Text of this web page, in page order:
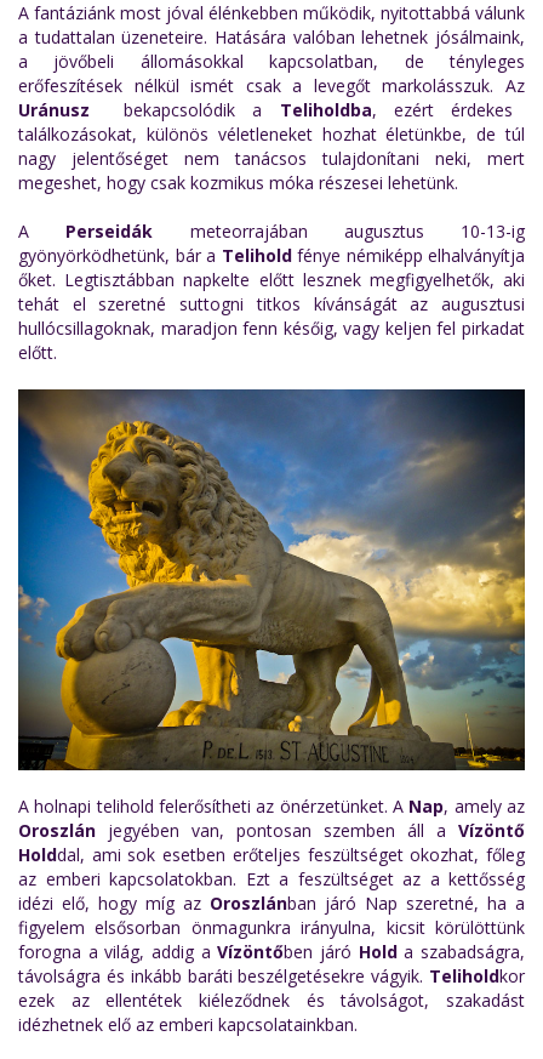
A fantáziánk most jóval élénkebben működik, nyitottabbá válunk
a tudattalan üzeneteire. Hatására valóban lehetnek jósálmaink,
a jövőbeli állomásokkal kapcsolatban, de tényleges
erőfeszítések nélkül ismét csak a levegőt markolásszuk. Az
Uránusz
bekapcsolódik a Teliholdba, ezért érdekes
találkozásokat, különös véletleneket hozhat életünkbe, de túl
nagy jelentőséget nem tanácsos tulajdonítani neki, mert
megeshet, hogy csak kozmikus móka részesei lehetünk.
A Perseidák meteorrajában augusztus 10-13-ig
gyönyörködhetünk, bár a Teliholdfénye némiképp elhalványítja
őket. Legtisztábban napkelte előtt lesznek megfigyelhetők, aki
tehát el szeretné suttogni titkos kívánságát az augusztusi
hullócsillagoknak, maradjon fenn későig, vagy keljen fel pirkadat
előtt.
A holnapi telihold felerősítheti az önérzetünket. A Nap, amely az
Oroszlán jegyében van, pontosan szemben áll a Vízöntő
Holddal, ami sok esetben erőteljes feszültséget okozhat, főleg
az emberi kapcsolatokban. Ezt a feszültséget az a kettősség
idézi elő, hogy míg az Oroszlánban járó Nap szeretné, ha a
figyelem elsősorban önmagunkra irányulna, kicsit körülöttünk
forogna a világ, addig aVízöntőben járó Holda szabadságra,
távolságra és inkább baráti beszélgetésekre vágyik. Teliholdkor
ezek az ellentétek kiéleződnek és távolságot, szakadást
idézhetnek elő az emberi kapcsolatainkban.